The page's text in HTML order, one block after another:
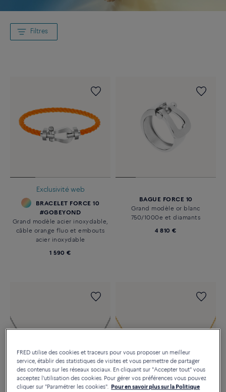
Filtres
Exclusivité web
BRACELET FORCE 10
#GOBEYOND
Grand modèle acier inoxydable,
câble orange fluo et embouts
acier inoxydable
1 590 €
BAGUE FORCE 10
Grand modèle or blanc
750/1000e et diamants
4 810 €
FRED utilise des cookies et traceurs pour vous proposer un meilleur
service, établir des statistiques de visites et vous permettre de partager
des contenus sur les réseaux sociaux. En cliquant sur "Accepter tout" vous
acceptez l'utilisation des cookies. Pour gérer vos préférences vous pouvez
cliquer sur "Paramétrer les cookies". Pour en savoir plus sur la Politique